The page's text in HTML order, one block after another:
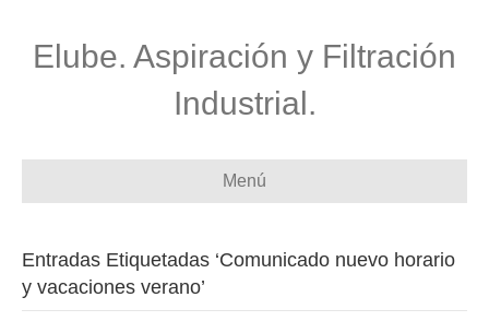
Elube. Aspiración y Filtración
Industrial.
Menú
Entradas Etiquetadas ‘Comunicado nuevo horario
y vacaciones verano’